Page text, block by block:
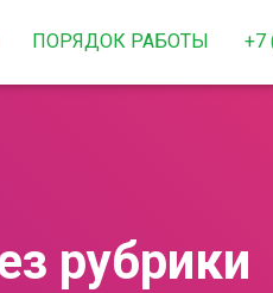
ПОРЯДОК РАБОТЫ +7
рубрики